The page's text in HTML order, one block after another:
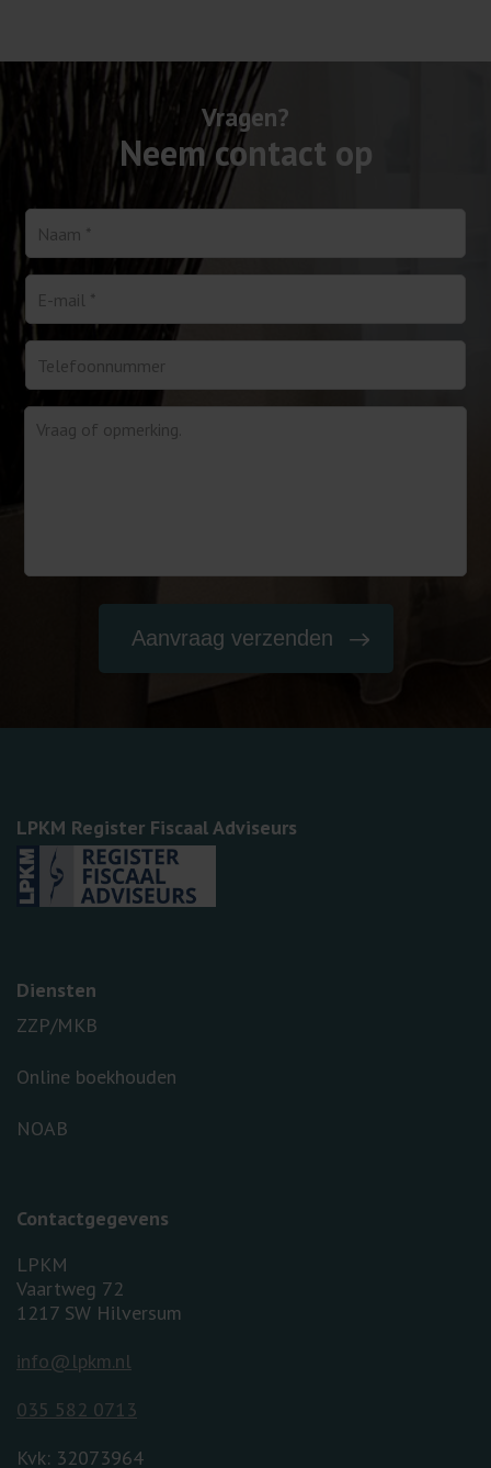
Vragen?
Neem contact op
LPKM Register Fiscaal Adviseurs
Diensten
ZZP/MKB
Online boekhouden
NOAB
Contactgegevens
LPKM
Vaartweg 72
1217 SW Hilversum
info@lpkm.nl
035 582 0713
Kvk: 32073964